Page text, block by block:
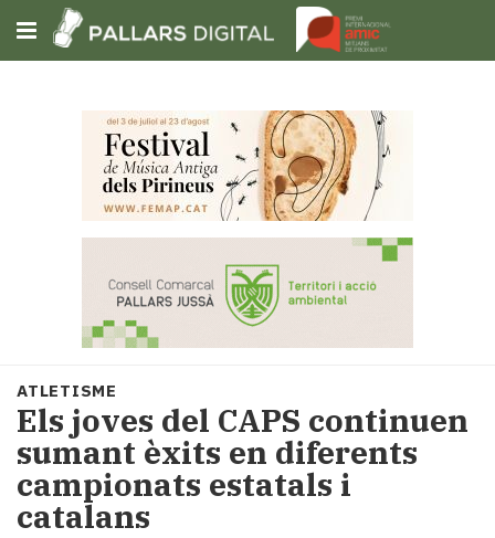
Subscriu-t'hi
Portada
Societat
Política
i
municipis
Economia
i
ATLETISME
​Els joves del CAPS continuen
sumant èxits en diferents
campionats estatals i
catalans